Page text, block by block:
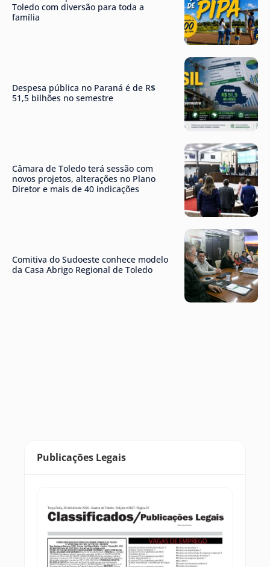
Toledo com diversão para toda a
família
Despesa pública no Paraná é de R$
51,5 bilhões no semestre
Câmara de Toledo terá sessão com
novos projetos, alterações no Plano
Diretor e mais de 40 indicações
Comitiva do Sudoeste conhece modelo
da Casa Abrigo Regional de Toledo
Publicações Legais